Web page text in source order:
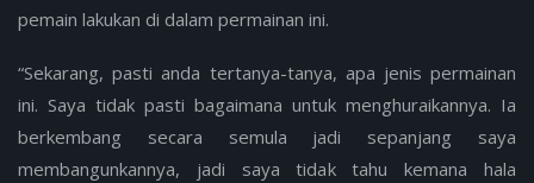
pemain lakukan di dalam permainan ini.
“Sekarang, pasti anda tertanya-tanya, apa jenis permainan
ini. Saya tidak pasti bagaimana untuk menghuraikannya. Ia
berkembang secara semula jadi sepanjang saya
membangunkannya, jadi saya tidak tahu kemana hala